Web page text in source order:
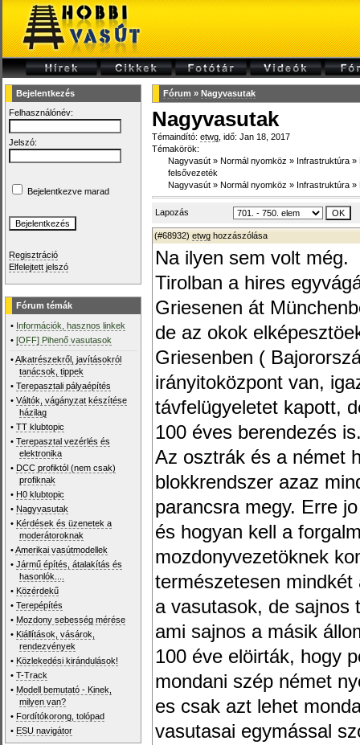
Bejelentkezés
Felhasználónév:
Jelszó:
Bejelentkezve marad
Regisztráció
Elfelejtett jelszó
Fórum témák
• Információk, hasznos linkek
•[OFF] Pihenő vasutasok
•Alkatrészekről, javításokról
tanácsok, tippek
•Terepasztali pályaépítés
•Váltók, vágányzat készítése
házilag
•TT klubtopic
•Terepasztal vezérlés és
elektronika
• DCC profiktól (nem csak)
profiknak
• H0 klubtopic
• Nagyvasutak
• Kérdések és üzenetek a
moderátoroknak
•Amerikai vasútmodellek
•Jármű építés, átalakítás és
hasonlók....
• Közérdekű
•Terepépítés
• Mozdony sebesség mérése
• Kiállítások, vásárok,
rendezvények
• Közlekedési kirándulások!
•T-Track
• Modell bemutató - Kinek,
milyen van?
• Fordítókorong, tolópad
• ESU navigátor
Fórum » Nagyvasutak
Nagyvasutak
Témaindító: etwg , idő: Jan 18, 2017
Témakörök:
Nagyvasút » Normál nyomköz » Infrastruktúra »
felsővezeték
Nagyvasút » Normál nyomköz » Infrastruktúra »
Lapozás
(#68932) etwg hozzászólása
Na ilyen sem volt még.
Tirolban a hires
Griesenen át
de az okok
Griesenben (
irányitoközpont van,
távfelügyeletet kapott,
100 éves berendezés
Az osztrák és a német
blokkrendszer azaz
parancsra megy. Erre
és hogyan kell a
mozdonyvezetöknek
természetesen
a vasutasok, de sajnos
ami sajnos a másik
100 éve elöirták, hogy
mondani szép német
es csak azt lehet
vasutasai egymással